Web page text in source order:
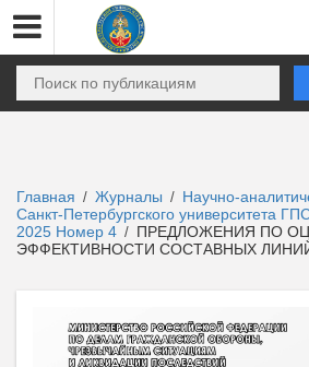
Главная / Журналы / Научно-
Санкт-Петербургского университета
2025 Номер 4 / ПРЕДЛОЖЕНИЯ ПО
ЭФФЕКТИВНОСТИ СОСТАВНЫХ